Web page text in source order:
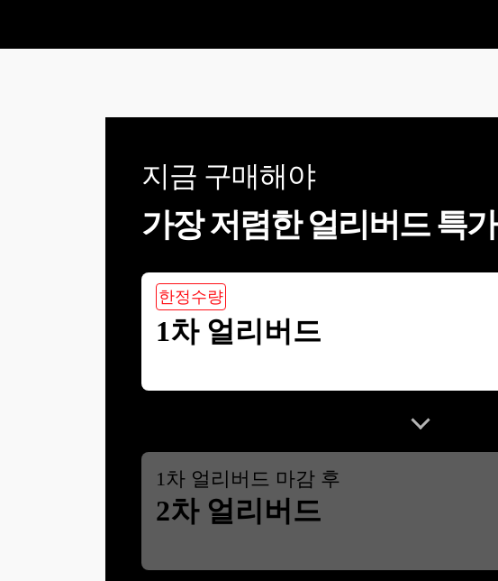
지금 구매해야
가장 저렴한 얼리버드 특가
한정수량
1차 얼리버드
1차 얼리버드 마감 후
2차 얼리버드